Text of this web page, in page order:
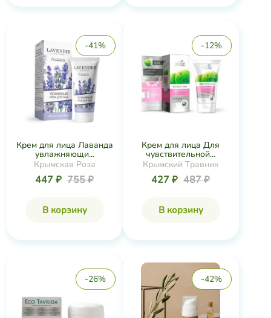
-41%
Крем для лица Лаванда
увлажняющи...
Крымская Роза
447 ₽ 755 ₽
В корзину
-12%
Крем для лица Для
чувствительной...
Крымский Травник
427 ₽ 487 ₽
В корзину
-26% -42%